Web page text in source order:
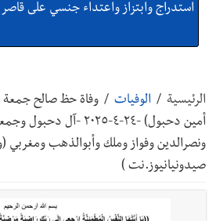
استدراج وابتزاز واعتداء جنسي على قاصر
أخبار صيدا
يرويها لبنان تؤسس للمستقبل لا سنة
طنبوريت -قضاء صيدا تفتتح
الرئيسية / الوفيات / وفاة حظ صالح جمعة
أمين دحبول) -٢٤-٤-٢٠٢٥ -
ونصرالدين وفواز وملك وأبوالذهب ومغربي
صيدونيانيوز.نت )